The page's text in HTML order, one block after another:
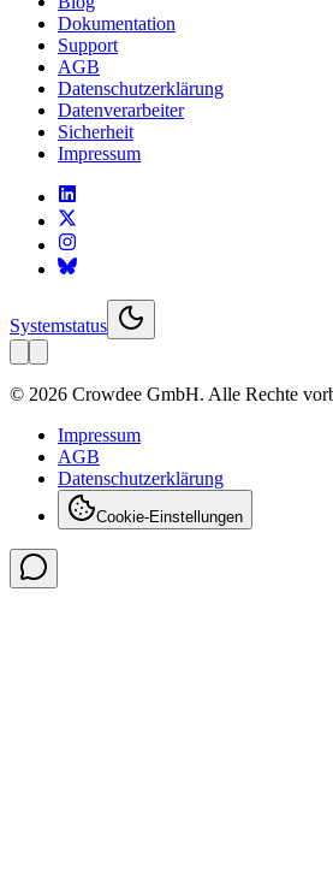
Dokumentation
Support
AGB
Datenschutzerklärung
Datenverarbeiter
Sicherheit
Impressum
Systemstatus
© 2026 Crowdee GmbH. Alle Rechte
Impressum
AGB
Datenschutzerklärung
Cookie-Einstellungen